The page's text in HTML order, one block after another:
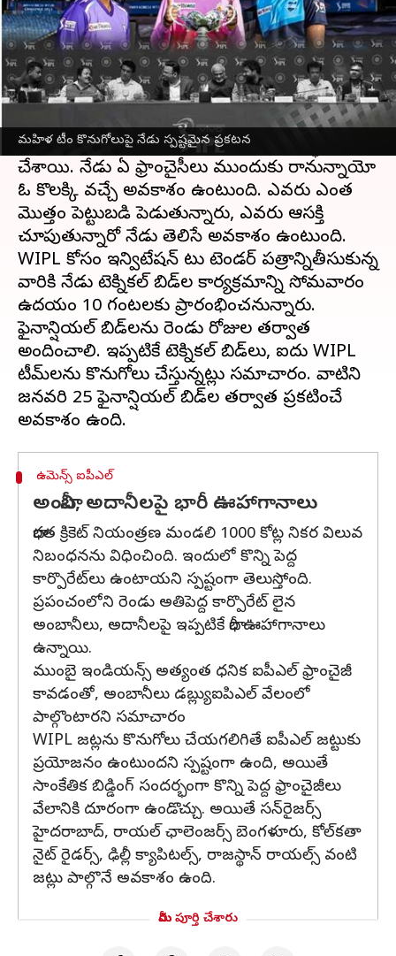
మహిళ టీం కొనుగోలుపై నేడు స్పష్టమైన ప్రకటన
వ్రాసిన వారు Jayachandra Akuri Jan 23, 2023 11:38 am
ఈ వార్తాకథనం ఏంటి
ఐపీఎల్ మహిళను టీం కొనుగోలు చేయడానికి బడా
ఫ్రాంచైసీలు ఆసక్తిని చూపుతున్నాయి. ఎలాగైనా టీంను
కొనుగోలు చేయాలని ఇప్పటికే ప్రణాళికలు సిద్ధం
చేశాయి. నేడు ఏ ఫ్రాంచైసీలు ముందుకు రానున్నాయో
ఓ కొలక్కి వచ్చే అవకాశం ఉంటుంది. ఎవరు ఎంత
మొత్తం పెట్టుబడి పెడుతున్నారు, ఎవరు ఆసక్తి
చూపుతున్నారో నేడు తెలిసే అవకాశం ఉంటుంది.
WIPL కోసం ఇన్విటేషన్ టు టెండర్ పత్రాన్నితీసుకున్న
వారికి నేడు టెక్నికల్ బిడ్‌ల కార్యక్రమాన్ని సోమవారం
ఉదయం 10 గంటలకు ప్రారంభించనున్నారు.
ఫైనాన్షియల్ బిడ్‌లను రెండు రోజుల తర్వాత
అందించాలి. ఇప్పటికే టెక్నికల్ బిడ్‌లు, ఐదు WIPL
టీమ్‌లను కొనుగోలు చేస్తున్నట్లు సమాచారం. వాటిని
జనవరి 25 ఫైనాన్షియల్ బిడ్‌ల తర్వాత ప్రకటించే
ఉమెన్స్ ఐపీఎల్
అంబానీ, అదానీలపై భారీ ఊహాగానాలు
భారత క్రికెట్ నియంత్రణ మండలి 1000 కోట్ల నికర విలువ
నిబంధనను విధించింది. ఇందులో కొన్ని పెద్ద
కార్పొరేట్‌లు ఉంటాయని స్పష్టంగా తెలుస్తోంది.
ప్రపంచంలోని రెండు అతిపెద్ద కార్పొరేట్‌‌ లైన
అంబానీలు, అదానీలపై ఇప్పటికే భారీ ఊహాగానాలు
ఉన్నాయి.
ముంబై ఇండియన్స్ అత్యంత ధనిక ఐపీఎల్ ఫ్రాంచైజీ
కావడంతో, అంబానీలు డబ్ల్యుఐపిఎల్ వేలంలో
పాల్గొంటారని సమాచారం
WIPL జట్లను కొనుగోలు చేయగలిగితే ఐపీఎల్ జట్టుకు
ప్రయోజనం ఉంటుందని స్పష్టంగా ఉంది, అయితే
సాంకేతిక బిడ్డింగ్ సందర్భంగా కొన్ని పెద్ద ఫ్రాంచైజీలు
వేలానికి దూరంగా ఉండొచ్చు. అయితే సన్‌రైజర్స్
హైదరాబాద్, రాయల్ ఛాలెంజర్స్ బెంగళూరు, కోల్‌కతా
నైట్ రైడర్స్, ఢిల్లీ క్యాపిటల్స్, రాజస్థాన్ రాయల్స్ వంటి
జట్లు పాల్గొనే అవకాశం ఉంది.
మీరు పూర్తి చేశారు